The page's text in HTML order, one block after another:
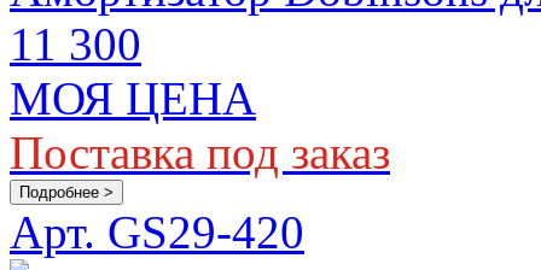
11 300
МОЯ ЦЕНА
Поставка под заказ
Подробнее >
Арт. GS29-420